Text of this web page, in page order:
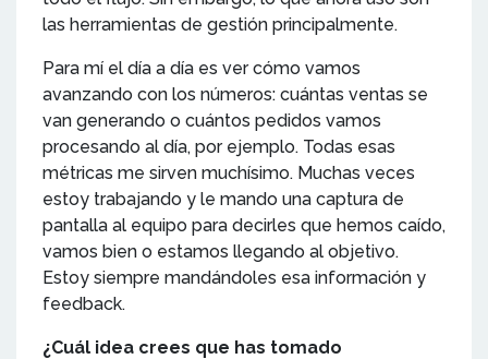
las herramientas de gestión principalmente.
Para mí el día a día es ver cómo vamos
avanzando con los números: cuántas ventas se
van generando o cuántos pedidos vamos
procesando al día, por ejemplo. Todas esas
métricas me sirven muchísimo. Muchas veces
estoy trabajando y le mando una captura de
pantalla al equipo para decirles que hemos caído,
vamos bien o estamos llegando al objetivo.
Estoy siempre mandándoles esa información y
feedback.
¿Cuál idea crees que has tomado